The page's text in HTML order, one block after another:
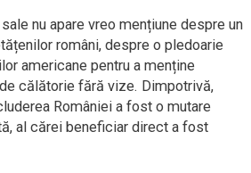
nu apare vreo mențiune despre un
români, despre o pledoarie
americane pentru a menține
călătorie fără vize. Dimpotrivă,
României a fost o mutare
al cărei beneficiar direct a fost